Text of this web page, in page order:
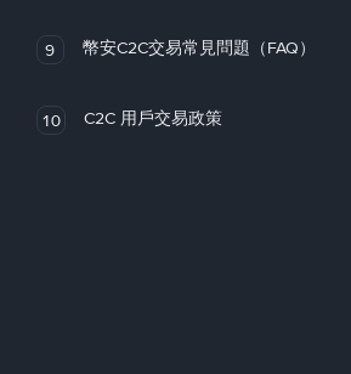
9 幣安C2C交易常見問題（FAQ）
10 C2C 用戶交易政策